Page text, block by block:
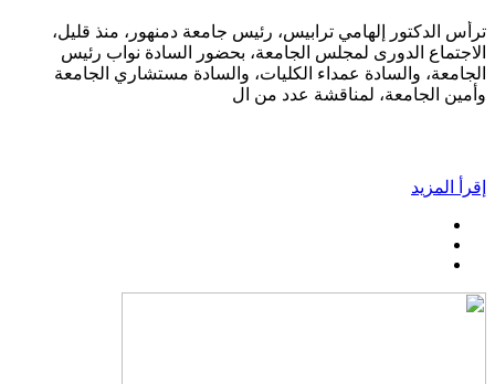
ترأس الدكتور إلهامي ترابيس، رئيس جامعة دمنهور، منذ قليل،
الاجتماع الدورى لمجلس الجامعة، بحضور السادة نواب رئيس
الجامعة، والسادة عمداء الكليات، والسادة مستشاري الجامعة
وأمين الجامعة، لمناقشة عدد من ال
إقرأ المزيد